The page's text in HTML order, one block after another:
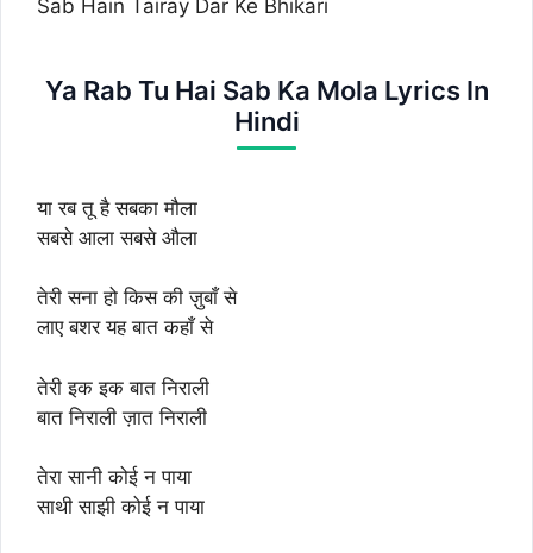
Sab Hain Tairay Dar Ke Bhikari
Ya Rab Tu Hai Sab Ka Mola Lyrics In
Hindi
या रब तू है सबका मौला
सबसे आला सबसे औला
तेरी सना हो किस की ज़ुबाँ से
लाए बशर यह बात कहाँ से
तेरी इक इक बात निराली
बात निराली ज़ात निराली
तेरा सानी कोई न पाया
साथी साझी कोई न पाया